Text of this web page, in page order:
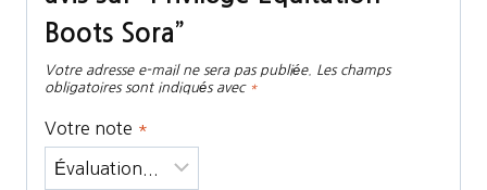
Boots Sora”
Votre adresse e-mail ne sera pas publiée.
Les champs
obligatoires sont indiqués avec *
Votre note *